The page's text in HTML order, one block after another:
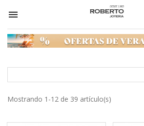

Mostrando 1-12 de 39 artículo(s)